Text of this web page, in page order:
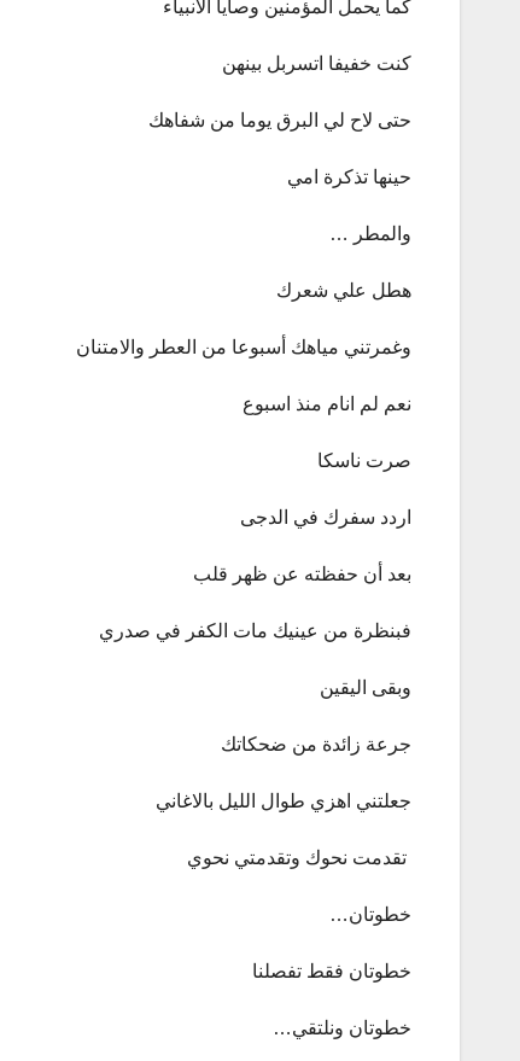
كما يحمل المؤمنين وصايا الانبياء
كنت خفيفا اتسربل بينهن
حتى لاح لي البرق يوما من شفاهك
حينها تذكرة امي
والمطر …
هطل علي شعرك
وغمرتني مياهك أسبوعا من العطر والامتنان
نعم لم انام منذ اسبوع
صرت ناسكا
اردد سفرك في الدجى
بعد أن حفظته عن ظهر قلب
فبنظرة من عينيك مات الكفر في صدري
وبقى اليقين
جرعة زائدة من ضحكاتك
جعلتني اهزي طوال الليل بالاغاني
تقدمت نحوك وتقدمتي نحوي
خطوتان…
خطوتان فقط تفصلنا
خطوتان ونلتقي…